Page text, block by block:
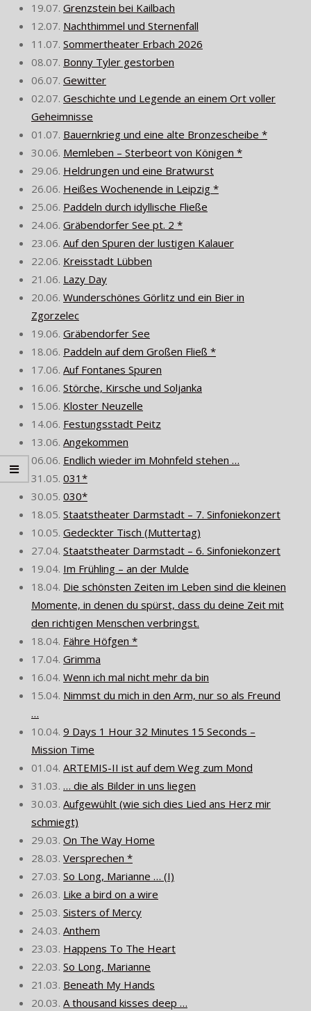
19.07. Grenzstein bei Kailbach
12.07. Nachthimmel und Sternenfall
11.07. Sommertheater Erbach 2026
08.07. Bonny Tyler gestorben
06.07. Gewitter
02.07. Geschichte und Legende an einem Ort voller
Geheimnisse
01.07. Bauernkrieg und eine alte Bronzescheibe *
30.06. Memleben – Sterbeort von Königen *
29.06. Heldrungen und eine Bratwurst
26.06. Heißes Wochenende in Leipzig *
25.06. Paddeln durch idyllische Fließe
24.06. Gräbendorfer See pt. 2 *
23.06. Auf den Spuren der lustigen Kalauer
22.06. Kreisstadt Lübben
21.06. Lazy Day
20.06. Wunderschönes Görlitz und ein Bier in
Zgorzelec
19.06. Gräbendorfer See
18.06. Paddeln auf dem Großen Fließ *
17.06. Auf Fontanes Spuren
16.06. Störche, Kirsche und Soljanka
15.06. Kloster Neuzelle
14.06. Festungsstadt Peitz
13.06. Angekommen
06.06. Endlich wieder im Mohnfeld stehen …
31.05. 031*
30.05. 030*
18.05. Staatstheater Darmstadt – 7. Sinfoniekonzert
10.05. Gedeckter Tisch (Muttertag)
27.04. Staatstheater Darmstadt – 6. Sinfoniekonzert
19.04. Im Frühling – an der Mulde
18.04. Die schönsten Zeiten im Leben sind die kleinen
Momente, in denen du spürst, dass du deine Zeit mit
den richtigen Menschen verbringst.
18.04. Fähre Höfgen *
17.04. Grimma
16.04. Wenn ich mal nicht mehr da bin
15.04. Nimmst du mich in den Arm, nur so als Freund
…
10.04. 9 Days 1 Hour 32 Minutes 15 Seconds –
Mission Time
01.04. ARTEMIS-II ist auf dem Weg zum Mond
31.03. … die als Bilder in uns liegen
30.03. Aufgewühlt (wie sich dies Lied ans Herz mir
schmiegt)
29.03. On The Way Home
28.03. Versprechen *
27.03. So Long, Marianne … (I)
26.03. Like a bird on a wire
25.03. Sisters of Mercy
24.03. Anthem
23.03. Happens To The Heart
22.03. So Long, Marianne
21.03. Beneath My Hands
20.03. A thousand kisses deep …